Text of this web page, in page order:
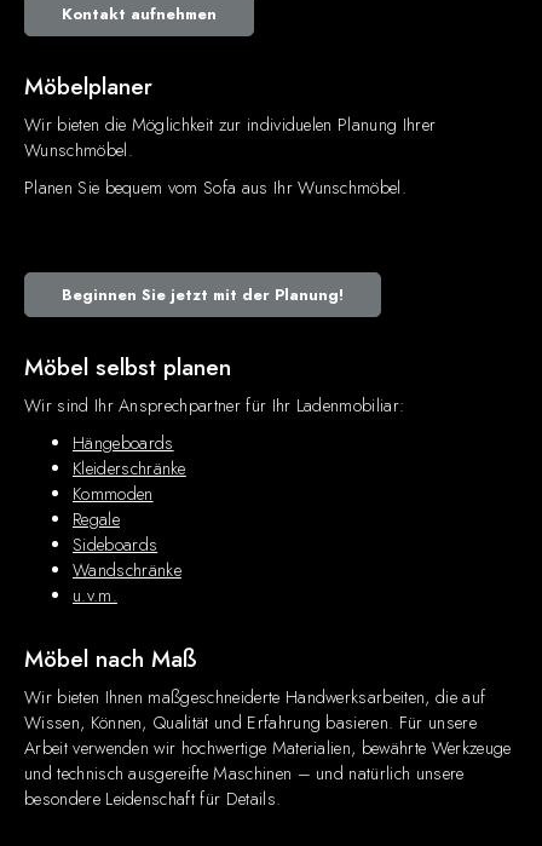
Kontakt aufnehmen
Möbelplaner
Wir bieten die Möglichkeit zur individuelen Planung Ihrer
Wunschmöbel.
Planen Sie bequem vom Sofa aus Ihr Wunschmöbel.
Beginnen Sie jetzt mit der Planung!
Möbel selbst planen
Wir sind Ihr Ansprechpartner für Ihr Ladenmobiliar:
Hängeboards
Kleiderschränke
Kommoden
Regale
Sideboards
Wandschränke
u.v.m.
Möbel nach Maß
Wir bieten Ihnen maßgeschneiderte Handwerksarbeiten, die auf
Wissen, Können, Qualität und Erfahrung basieren. Für unsere
Arbeit verwenden wir hochwertige Materialien, bewährte Werkzeuge
und technisch ausgereifte Maschinen – und natürlich unsere
besondere Leidenschaft für Details.